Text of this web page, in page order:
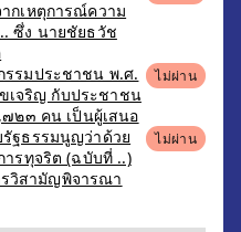
กเหตุการณ์ความ
ซึ่ง นายชัยธวัช
รมประชาชน พ.ศ.
เจริญ กับประชาชน
๒๓ คน เป็นผู้เสนอ
ไม่ผ่าน
ฐธรรมนูญว่าด้วย
ารทุจริต (ฉบับที่ ..)
วิสามัญพิจารณา
ไม่ผ่าน